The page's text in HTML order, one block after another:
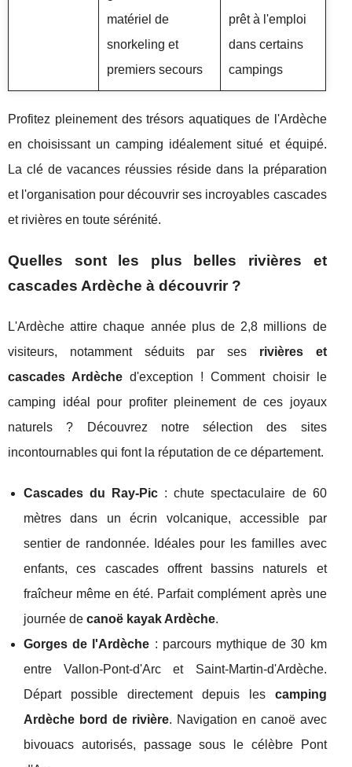
matériel de
snorkeling et
premiers secours
prêt à l'emploi
dans certains
campings
Profitez pleinement des trésors aquatiques de l'Ardèche
en choisissant un camping idéalement situé et équipé.
La clé de vacances réussies réside dans la préparation
et l'organisation pour découvrir ses incroyables cascades
et rivières en toute sérénité.
Quelles sont les plus belles rivières et
cascades Ardèche à découvrir ?
L'Ardèche attire chaque année plus de 2,8 millions de
visiteurs, notamment séduits par ses rivières et
cascades Ardèche d'exception ! Comment choisir le
camping idéal pour profiter pleinement de ces joyaux
naturels ? Découvrez notre sélection des sites
incontournables qui font la réputation de ce département.
Cascades du Ray-Pic : chute spectaculaire de 60
mètres dans un écrin volcanique, accessible par
sentier de randonnée. Idéales pour les familles avec
enfants, ces cascades offrent bassins naturels et
fraîcheur même en été. Parfait complément après une
journée de canoë kayak Ardèche.
Gorges de l'Ardèche : parcours mythique de 30 km
entre Vallon-Pont-d'Arc et Saint-Martin-d'Ardèche.
Départ possible directement depuis les camping
Ardèche bord de rivière. Navigation en canoë avec
bivouacs autorisés, passage sous le célèbre Pont